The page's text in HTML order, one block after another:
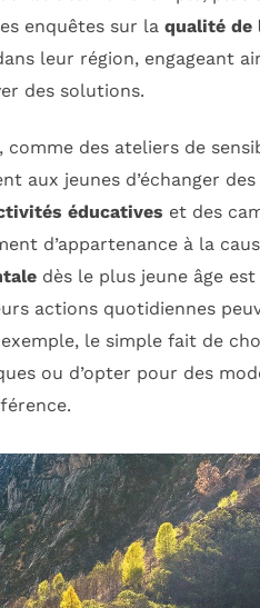
enquêtes sur la qualité de
leur région, engageant
des solutions.
des ateliers de
aux jeunes d’échanger
éducatives et des
d’appartenance à la
dès le plus jeune âge
actions quotidiennes
le simple fait de
ou d’opter pour des